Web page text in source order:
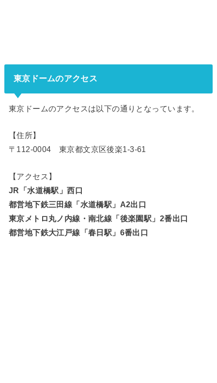
東京ドームのアクセス
東京ドームのアクセスは以下の通りとなっています。
【住所】
〒112-0004 東京都文京区後楽1-3-61
【アクセス】
JR「水道橋駅」西口
都営地下鉄三田線「水道橋駅」A2出口
東京メトロ丸ノ内線・南北線「後楽園駅」2番出口
都営地下鉄大江戸線「春日駅」6番出口